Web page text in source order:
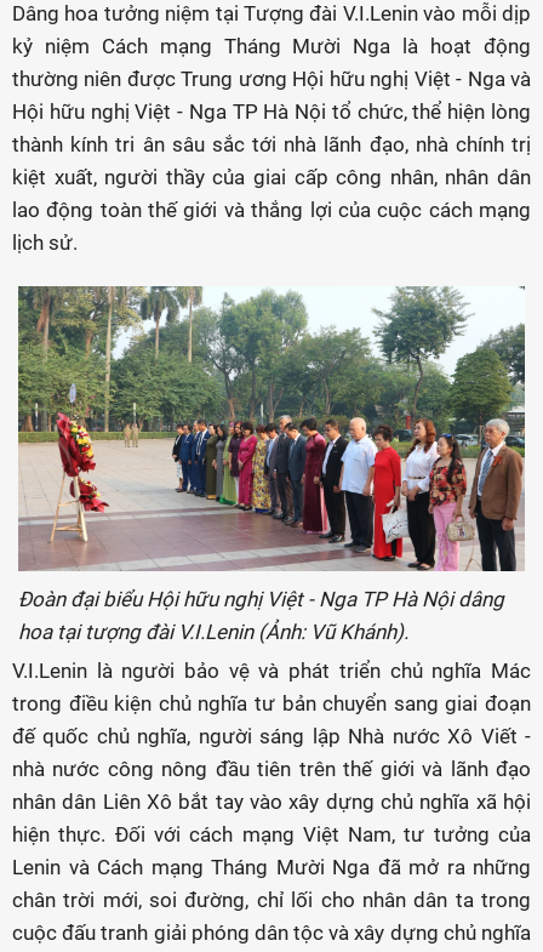
Dâng hoa tưởng niệm tại Tượng đài V.I.Lenin vào mỗi dịp
kỷ niệm Cách mạng Tháng Mười Nga là hoạt động
thường niên được Trung ương Hội hữu nghị Việt - Nga và
Hội hữu nghị Việt - Nga TP Hà Nội tổ chức, thể hiện lòng
thành kính tri ân sâu sắc tới nhà lãnh đạo, nhà chính trị
kiệt xuất, người thầy của giai cấp công nhân, nhân dân
lao động toàn thế giới và thắng lợi của cuộc cách mạng
lịch sử.
Đoàn đại biểu Hội hữu nghị Việt - Nga TP Hà Nội dâng
hoa tại tượng đài V.I.Lenin (Ảnh: Vũ Khánh).
V.I.Lenin là người bảo vệ và phát triển chủ nghĩa Mác
trong điều kiện chủ nghĩa tư bản chuyển sang giai đoạn
đế quốc chủ nghĩa, người sáng lập Nhà nước Xô Viết -
nhà nước công nông đầu tiên trên thế giới và lãnh đạo
nhân dân Liên Xô bắt tay vào xây dựng chủ nghĩa xã hội
hiện thực. Đối với cách mạng Việt Nam, tư tưởng của
Lenin và Cách mạng Tháng Mười Nga đã mở ra những
chân trời mới, soi đường, chỉ lối cho nhân dân ta trong
cuộc đấu tranh giải phóng dân tộc và xây dựng chủ nghĩa